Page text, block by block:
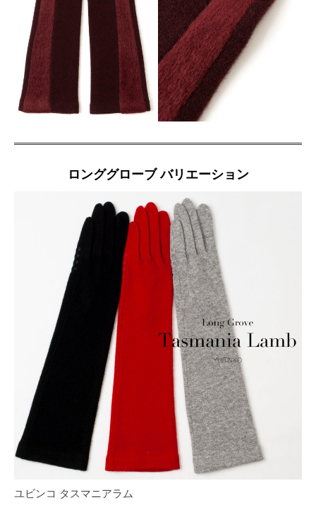
ロンググローブ バリエーション
ユビンコ タスマニアラム